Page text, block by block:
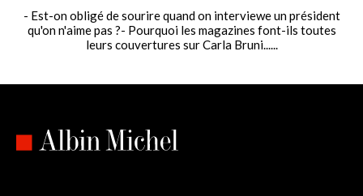
- Est-on obligé de sourire quand on interviewe un président
qu'on n'aime pas ?- Pourquoi les magazines font-ils toutes
leurs couvertures sur Carla Bruni......